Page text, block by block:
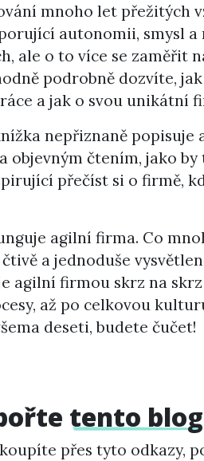
mnoho let přežitých
autonomii, smysl a
ale o to více se zaměřit
podrobně dozvíte,
a jak o svou unikátní
nepřiznaně popisuje
čtením, jako
přečíst si o firmě,
agilní firma. Co
a jednoduše
agilní firmou skrz na
až po celkovou
deseti, budete čučet!
tento blog
přes tyto odkazy,